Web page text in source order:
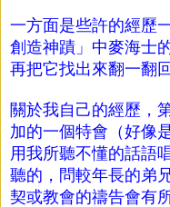
一方面是些許的經歷
創造神蹟」中麥海士
再把它找出來翻一翻
關於我自己的經歷，
加的一個特會（好像
用我所聽不懂的話語
聽的，問較年長的弟
契或教會的禱告會有